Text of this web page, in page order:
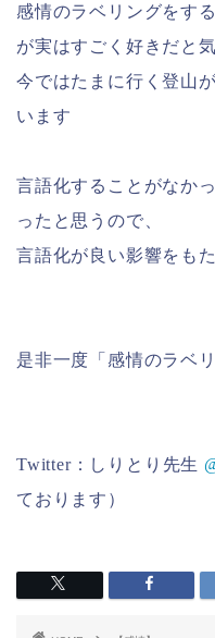
感情のラベリングをす
が実はすごく好きだと
今ではたまに行く登山
います
言語化することがなか
ったと思うので、
言語化が良い影響をも
是非一度「感情のラベ
Twitter：しりとり先生
ております）